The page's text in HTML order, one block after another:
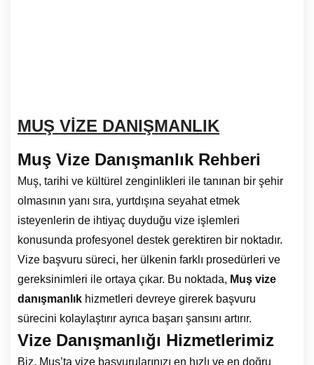
MUŞ VİZE DANIŞMANLIK
Muş Vize Danışmanlık Rehberi
Muş, tarihi ve kültürel zenginlikleri ile tanınan bir şehir
olmasının yanı sıra, yurtdışına seyahat etmek
isteyenlerin de ihtiyaç duyduğu vize işlemleri
konusunda profesyonel destek gerektiren bir noktadır.
Vize başvuru süreci, her ülkenin farklı prosedürleri ve
gereksinimleri ile ortaya çıkar. Bu noktada, Muş vize
danışmanlık hizmetleri devreye girerek başvuru
sürecini kolaylaştırır ayrıca başarı şansını artırır.
Vize Danışmanlığı Hizmetlerimiz
Biz, Muş’ta vize başvurularınızı en hızlı ve en doğru